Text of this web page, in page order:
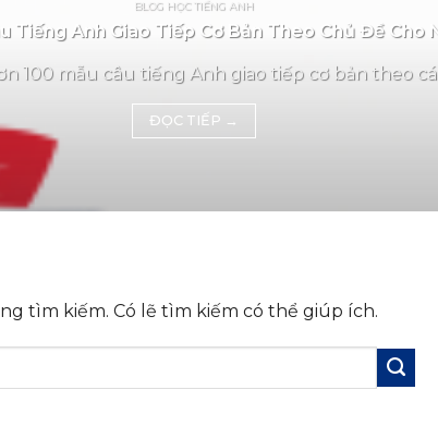
BLOG HỌC TIẾNG ANH
Tiếng Anh Giao Tiếp Cơ Bản Theo Chủ Đề Cho
100 mẫu câu tiếng Anh giao tiếp cơ bản theo
ĐỌC TIẾP →
tìm kiếm. Có lẽ tìm kiếm có thể giúp ích.